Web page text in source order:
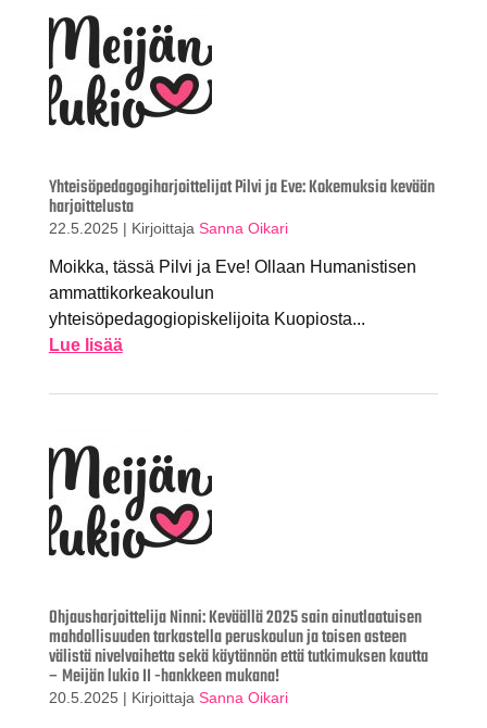
Yhteisöpedagogiharjoittelijat Pilvi ja Eve: Kokemuksia kevään
harjoittelusta
22.5.2025 | Kirjoittaja Sanna Oikari
Moikka, tässä Pilvi ja Eve! Ollaan Humanistisen
ammattikorkeakoulun
yhteisöpedagogiopiskelijoita Kuopiosta...
Lue lisää
Ohjausharjoittelija Ninni: Keväällä 2025 sain ainutlaatuisen
mahdollisuuden tarkastella peruskoulun ja toisen asteen
välistä nivelvaihetta sekä käytännön että tutkimuksen kautta
– Meijän lukio II -hankkeen mukana!
20.5.2025 | Kirjoittaja Sanna Oikari